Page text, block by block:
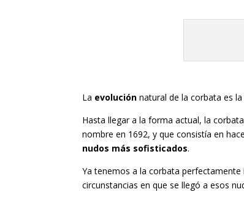
La evolución natural de la corbata es
Hasta llegar a la forma actual, la
nombre en 1692, y que consistía en
nudos más sofisticados.
Ya tenemos a la corbata perfectamente
circunstancias en que se llegó a esos